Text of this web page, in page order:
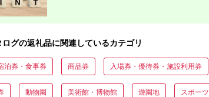
グの返礼品に関連しているカテゴリ
泊券・食事券 商品券 入場券・優待券・施設利用券
動物園 美術館・博物館 遊園地 スポーツ